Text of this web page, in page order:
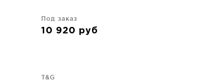
Под заказ
10 920 руб
T&G